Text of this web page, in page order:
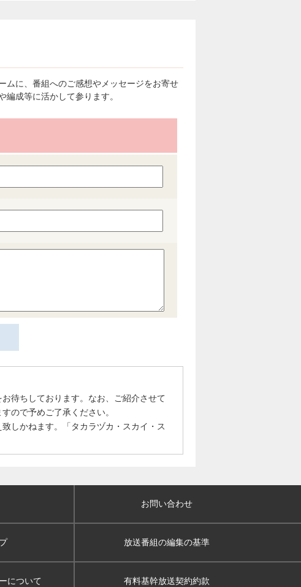
ムに、番組へのご感想やメッセージをお寄せ
成等に活かして参ります。
待ちしております。なお、ご紹介させて
ので予めご了承ください。
しかねます。「タカラヅカ・スカイ・ス
お問い合わせ
放送番組の編集の基準
について 有料基幹放送契約約款